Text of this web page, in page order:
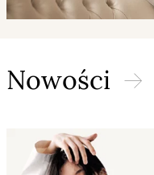
Nowości